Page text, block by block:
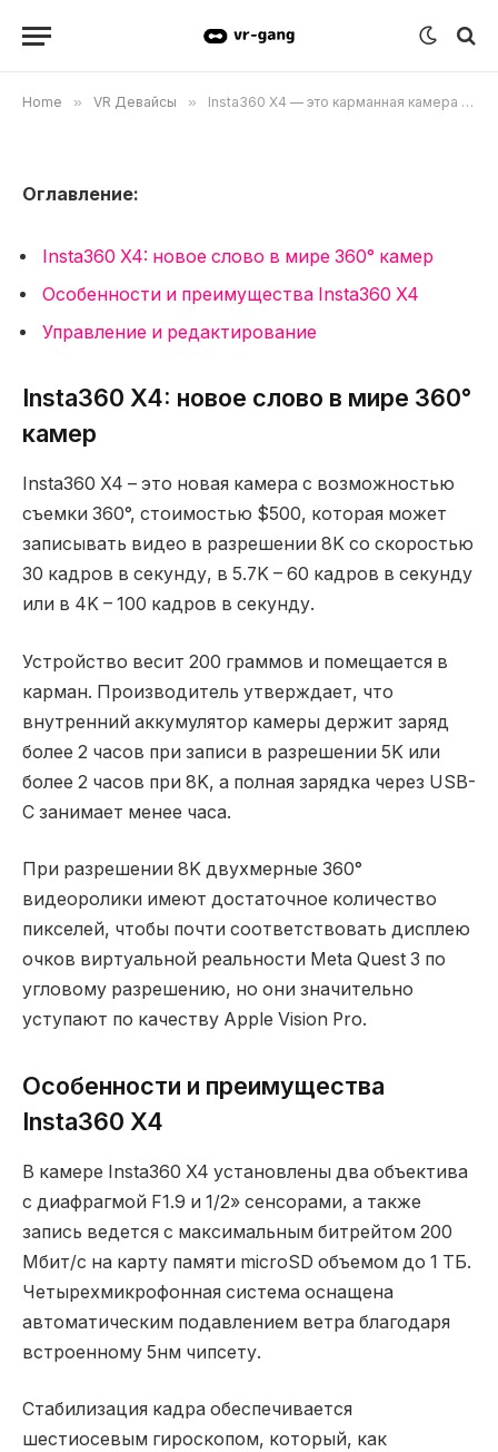
Home » VR Девайсы » Insta360 X4 — это карманная камера с разрешением 8K для съемки 360-градусного видео за 500 долларов.
видео за 500 долларов.
Оглавление:
Insta360 X4: новое слово в мире 360° камер
Особенности и преимущества Insta360 X4
Управление и редактирование
Insta360 X4: новое слово в мире 360°
камер
Insta360 X4 – это новая камера с возможностью
съемки 360°, стоимостью $500, которая может
записывать видео в разрешении 8K со скоростью
30 кадров в секунду, в 5.7K – 60 кадров в секунду
или в 4K – 100 кадров в секунду.
Устройство весит 200 граммов и помещается в
карман. Производитель утверждает, что
внутренний аккумулятор камеры держит заряд
более 2 часов при записи в разрешении 5K или
более 2 часов при 8K, а полная зарядка через USB-
C занимает менее часа.
При разрешении 8K двухмерные 360°
видеоролики имеют достаточное количество
пикселей, чтобы почти соответствовать дисплею
очков виртуальной реальности Meta Quest 3 по
угловому разрешению, но они значительно
уступают по качеству Apple Vision Pro.
Особенности и преимущества
Insta360 X4
В камере Insta360 X4 установлены два объектива
с диафрагмой F1.9 и 1/2» сенсорами, а также
запись ведется с максимальным битрейтом 200
Мбит/с на карту памяти microSD объемом до 1 ТБ.
Четырехмикрофонная система оснащена
автоматическим подавлением ветра благодаря
встроенному 5нм чипсету.
Стабилизация кадра обеспечивается
шестиосевым гироскопом, который, как